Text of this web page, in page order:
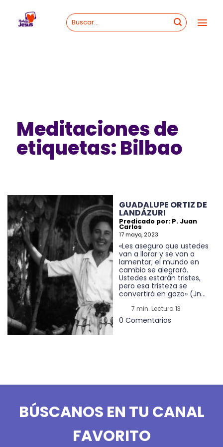
content
Meditaciones de
etiquetas: Bilbao
GUADALUPE ORTIZ DE
LANDÁZURI
Predicado por: P. Juan
Carlos
17 mayo, 2023
«Les aseguro que ustedes
van a llorar y se van a
lamentar; el mundo en
cambio se alegrará.
Ustedes estarán tristes,
pero esa tristeza se
convertirá en gozo» (Jn...
7 min. Lectura 13
0 Comentarios
BÚSCANOS EN TU CANAL
FAVORITO